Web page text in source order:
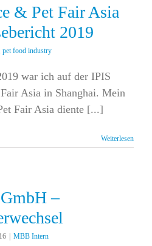
& Pet Fair Asia
2019
pet food industry
war ich auf der IPIS
Asia in Shanghai. Mein
Fair Asia diente [...]
Weiterlesen
–
MBB Intern